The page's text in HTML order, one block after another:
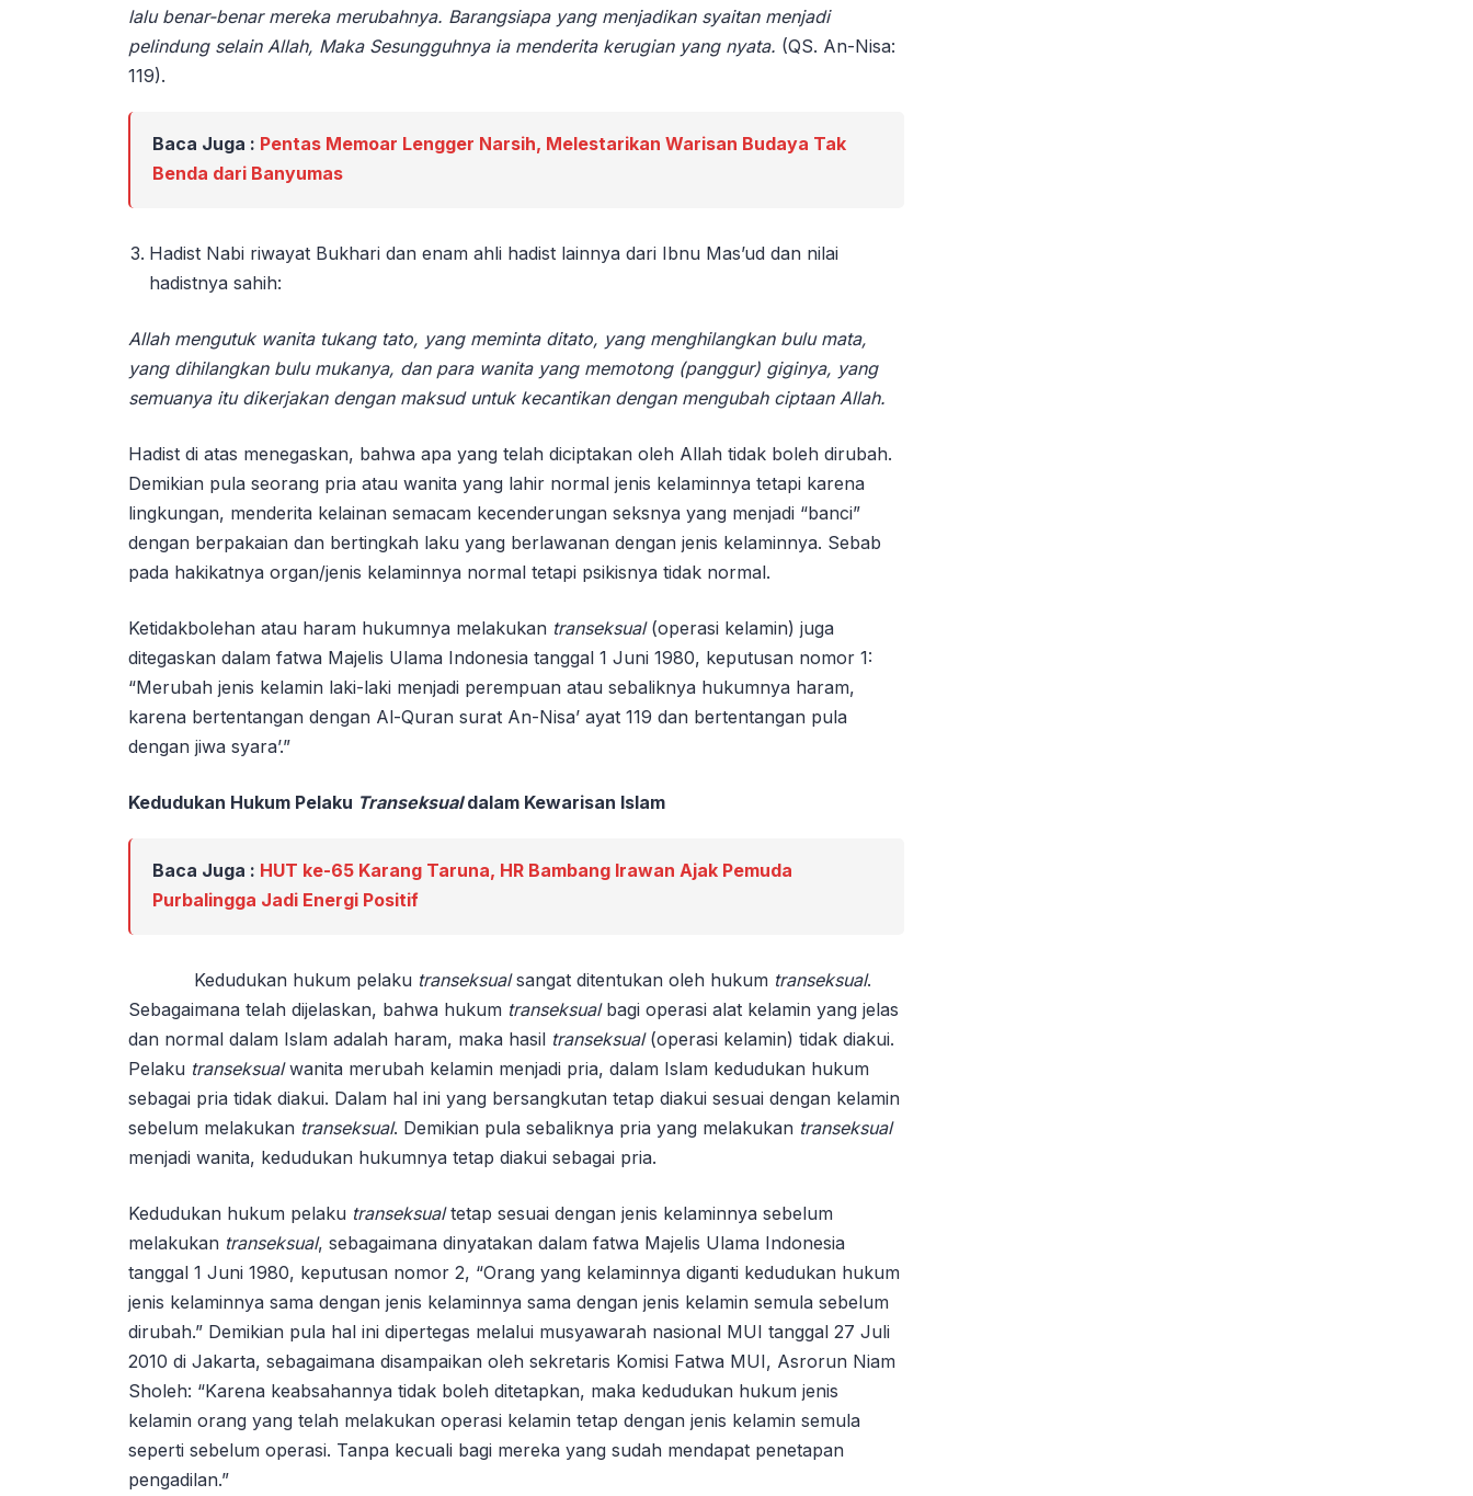
lalu benar-benar mereka merubahnya. Barangsiapa yang menjadikan syaitan menjadi
pelindung selain Allah, Maka Sesungguhnya ia menderita kerugian yang nyata. (QS. An-Nisa:
119).
Baca Juga : Pentas Memoar Lengger Narsih, Melestarikan Warisan Budaya Tak
Benda dari Banyumas
Hadist Nabi riwayat Bukhari dan enam ahli hadist lainnya dari Ibnu Mas’ud dan nilai
hadistnya sahih:
Allah mengutuk wanita tukang tato, yang meminta ditato, yang menghilangkan bulu mata,
yang dihilangkan bulu mukanya, dan para wanita yang memotong (panggur) giginya, yang
semuanya itu dikerjakan dengan maksud untuk kecantikan dengan mengubah ciptaan Allah.
Hadist di atas menegaskan, bahwa apa yang telah diciptakan oleh Allah tidak boleh dirubah.
Demikian pula seorang pria atau wanita yang lahir normal jenis kelaminnya tetapi karena
lingkungan, menderita kelainan semacam kecenderungan seksnya yang menjadi “banci”
dengan berpakaian dan bertingkah laku yang berlawanan dengan jenis kelaminnya. Sebab
pada hakikatnya organ/jenis kelaminnya normal tetapi psikisnya tidak normal.
Ketidakbolehan atau haram hukumnya melakukan transeksual (operasi kelamin) juga
ditegaskan dalam fatwa Majelis Ulama Indonesia tanggal 1 Juni 1980, keputusan nomor 1:
“Merubah jenis kelamin laki-laki menjadi perempuan atau sebaliknya hukumnya haram,
karena bertentangan dengan Al-Quran surat An-Nisa’ ayat 119 dan bertentangan pula
dengan jiwa syara’.”
Kedudukan Hukum Pelaku Transeksualdalam Kewarisan Islam
Baca Juga : HUT ke-65 Karang Taruna, HR Bambang Irawan Ajak Pemuda
Purbalingga Jadi Energi Positif
Kedudukan hukum pelaku transeksualsangat ditentukan oleh hukum transeksual.
Sebagaimana telah dijelaskan, bahwa hukum transeksualbagi operasi alat kelamin yang jelas
dan normal dalam Islam adalah haram, maka hasil transeksual(operasi kelamin) tidak diakui.
Pelaku transeksualwanita merubah kelamin menjadi pria, dalam Islam kedudukan hukum
sebagai pria tidak diakui. Dalam hal ini yang bersangkutan tetap diakui sesuai dengan kelamin
sebelum melakukan transeksual. Demikian pula sebaliknya pria yang melakukan transeksual
menjadi wanita, kedudukan hukumnya tetap diakui sebagai pria.
Kedudukan hukum pelaku transeksualtetap sesuai dengan jenis kelaminnya sebelum
melakukan transeksual, sebagaimana dinyatakan dalam fatwa Majelis Ulama Indonesia
tanggal 1 Juni 1980, keputusan nomor 2, “Orang yang kelaminnya diganti kedudukan hukum
jenis kelaminnya sama dengan jenis kelaminnya sama dengan jenis kelamin semula sebelum
dirubah.” Demikian pula hal ini dipertegas melalui musyawarah nasional MUI tanggal 27 Juli
2010 di Jakarta, sebagaimana disampaikan oleh sekretaris Komisi Fatwa MUI, Asrorun Niam
Sholeh: “Karena keabsahannya tidak boleh ditetapkan, maka kedudukan hukum jenis
kelamin orang yang telah melakukan operasi kelamin tetap dengan jenis kelamin semula
seperti sebelum operasi. Tanpa kecuali bagi mereka yang sudah mendapat penetapan
pengadilan.”